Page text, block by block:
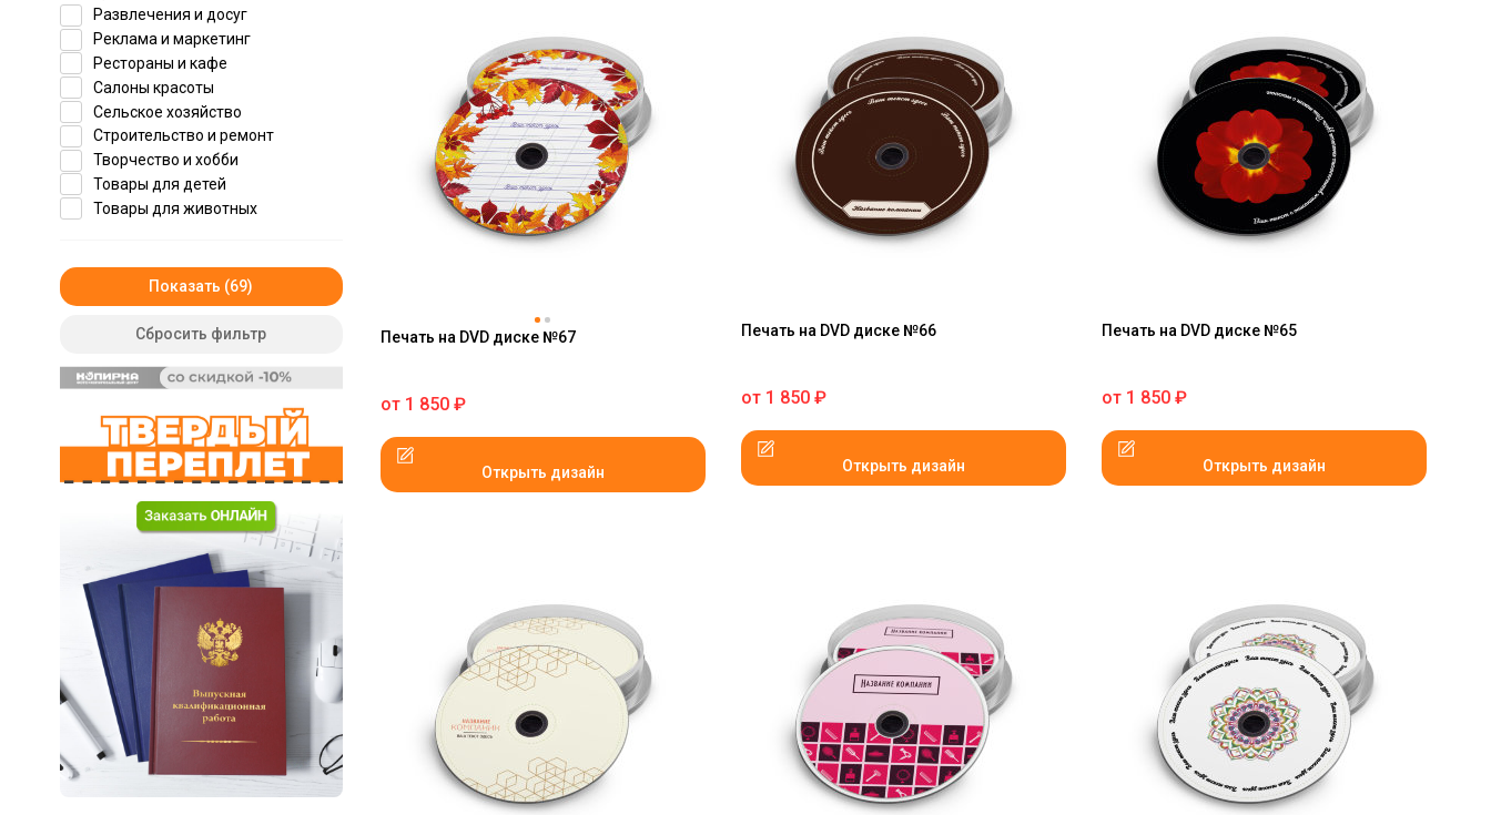
Печать на DVD диске №67
от 1 850 ₽
Открыть дизайн
Печать на DVD диске №66
от 1 850 ₽
Открыть дизайн
Печать на DVD диске №65
от 1 850 ₽
Открыть дизайн
Развлечения и досуг
Реклама и маркетинг
Рестораны и кафе
Салоны красоты
Сельское хозяйство
Строительство и ремонт
Творчество и хобби
Товары для детей
Товары для животных
Финансы и страхование
Фотография и дизайн
Юриспруденция и политика
Показать
Сбросить фильтр